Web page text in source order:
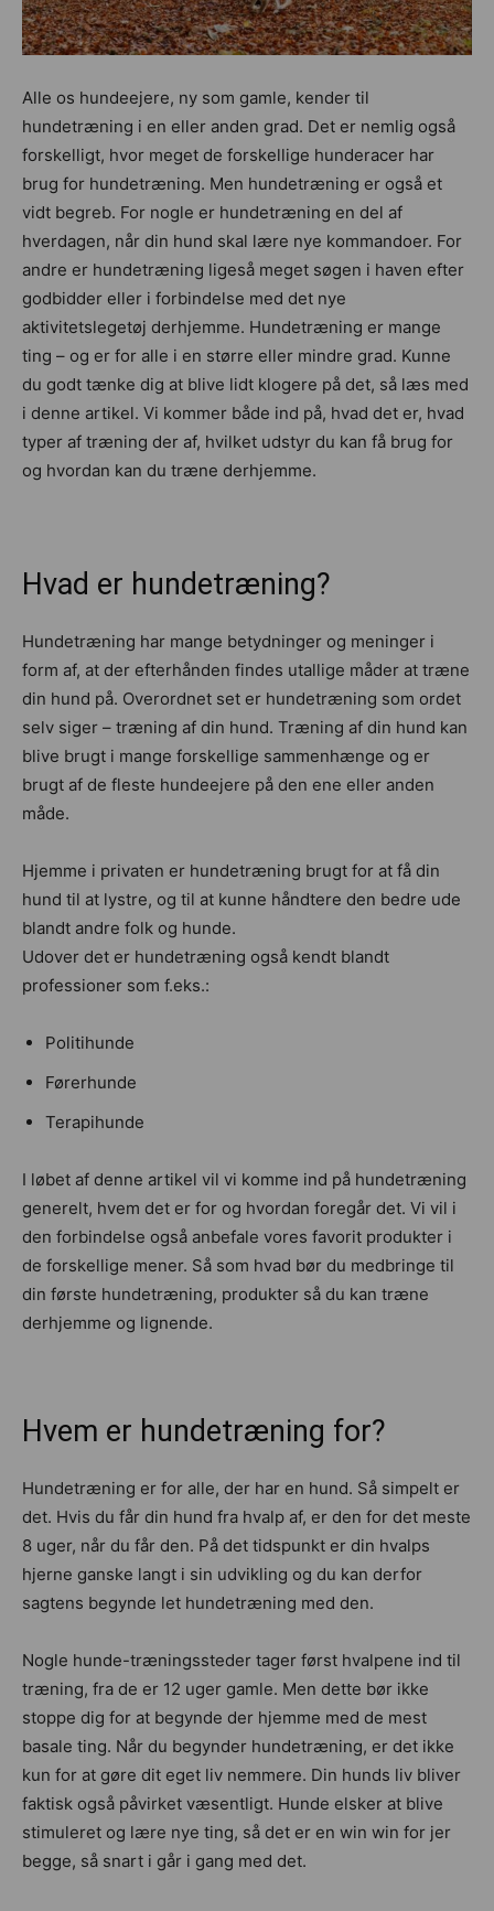
Alle os hundeejere, ny som gamle, kender til
hundetræning i en eller anden grad. Det er nemlig også
forskelligt, hvor meget de forskellige hunderacer har
brug for hundetræning. Men hundetræning er også et
vidt begreb. For nogle er hundetræning en del af
hverdagen, når din hund skal lære nye kommandoer. For
andre er hundetræning ligeså meget søgen i haven efter
godbidder eller i forbindelse med det nye
aktivitetslegetøj derhjemme. Hundetræning er mange
ting – og er for alle i en større eller mindre grad. Kunne
du godt tænke dig at blive lidt klogere på det, så læs med
i denne artikel. Vi kommer både ind på, hvad det er, hvad
typer af træning der af, hvilket udstyr du kan få brug for
og hvordan kan du træne derhjemme.
Hvad er hundetræning?
Hundetræning har mange betydninger og meninger i
form af, at der efterhånden findes utallige måder at træne
din hund på. Overordnet set er hundetræning som ordet
selv siger – træning af din hund. Træning af din hund kan
blive brugt i mange forskellige sammenhænge og er
brugt af de fleste hundeejere på den ene eller anden
måde.
Hjemme i privaten er hundetræning brugt for at få din
hund til at lystre, og til at kunne håndtere den bedre ude
blandt andre folk og hunde.
Udover det er hundetræning også kendt blandt
professioner som f.eks.:
Politihunde
Førerhunde
Terapihunde
I løbet af denne artikel vil vi komme ind på hundetræning
generelt, hvem det er for og hvordan foregår det. Vi vil i
den forbindelse også anbefale vores favorit produkter i
de forskellige mener. Så som hvad bør du medbringe til
din første hundetræning, produkter så du kan træne
derhjemme og lignende.
Hvem er hundetræning for?
Hundetræning er for alle, der har en hund. Så simpelt er
det. Hvis du får din hund fra hvalp af, er den for det meste
8 uger, når du får den. På det tidspunkt er din hvalps
hjerne ganske langt i sin udvikling og du kan derfor
sagtens begynde let hundetræning med den.
Nogle hunde-træningssteder tager først hvalpene ind til
træning, fra de er 12 uger gamle. Men dette bør ikke
stoppe dig for at begynde der hjemme med de mest
basale ting. Når du begynder hundetræning, er det ikke
kun for at gøre dit eget liv nemmere. Din hunds liv bliver
faktisk også påvirket væsentligt. Hunde elsker at blive
stimuleret og lære nye ting, så det er en win win for jer
begge, så snart i går i gang med det.